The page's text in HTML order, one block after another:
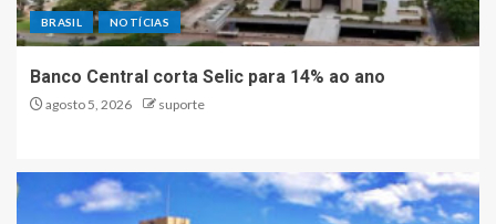
BRASIL NOTÍCIAS
Banco Central corta Selic para 14% ao ano
agosto 5, 2026 suporte